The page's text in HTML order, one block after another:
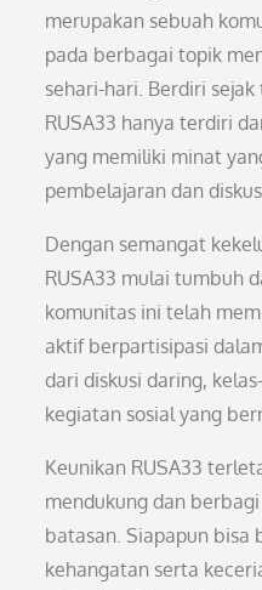
merupakan sebuah
pada berbagai topik
sehari-hari. Berdiri
RUSA33 hanya terdiri
yang memiliki minat
pembelajaran dan
Dengan semangat
RUSA33 mulai tumbuh
komunitas ini telah
aktif berpartisipasi
dari diskusi daring,
kegiatan sosial yang
Keunikan RUSA33
mendukung dan
batasan. Siapapun bisa
kehangatan serta